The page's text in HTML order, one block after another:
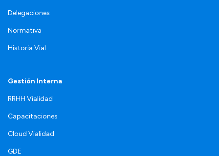
Delegaciones
Normativa
Historia Vial
Gestión Interna
RRHH Vialidad
Capacitaciones
Cloud Vialidad
GDE